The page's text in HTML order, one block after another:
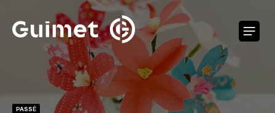
PASSÉ
Panneau de gestion des cookies